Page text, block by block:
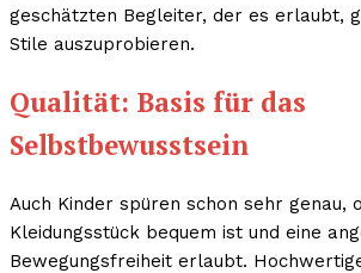
geschätzten Begleiter, der es erlaubt,
Stile auszuprobieren.
Qualität: Basis für das
Selbstbewusstsein
Auch Kinder spüren schon sehr genau,
Kleidungsstück bequem ist und eine
Bewegungsfreiheit erlaubt.